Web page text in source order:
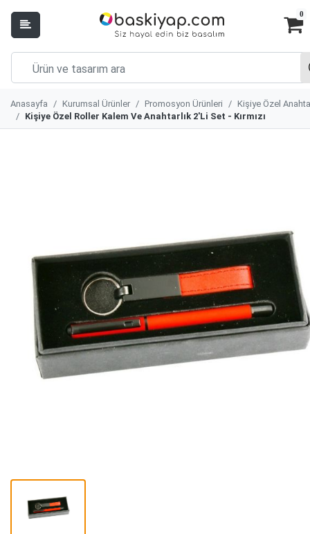
0
Anasayfa Kurumsal Ürünler Promosyon Ürünleri
Kişiye Özel
Kişiye Özel Roller Kalem Ve Anahtarlık 2'Li Set - Kırmızı